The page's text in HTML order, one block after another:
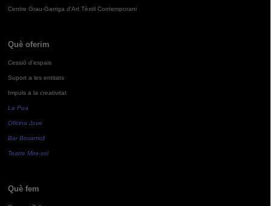
Centre Grau-Garriga d'Art Tèxtil Contemporani
Què oferim
Cessió d'espais
Suport a les entitats
Impuls a la creativitat
La Pua
Oficina Jove
Bar Bocamoll
Teatre Mira-sol
Què fem